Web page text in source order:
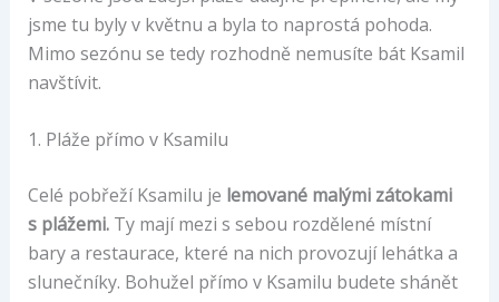
jsme tu byly v květnu a byla to naprostá pohoda.
Mimo sezónu se tedy rozhodně nemusíte bát Ksamil
navštívit.
1. Pláže přímo v Ksamilu
Celé pobřeží Ksamilu je lemované malými zátokami
s plážemi.Ty mají mezi s sebou rozdělené místní
bary a restaurace, které na nich provozují lehátka a
slunečníky. Bohužel přímo v Ksamilu budete shánět